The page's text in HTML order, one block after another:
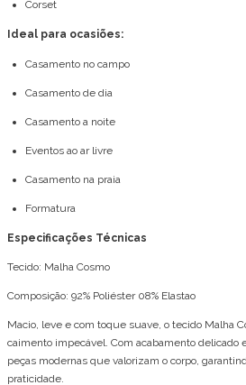
Corset
Ideal para ocasiões:
Casamento no campo
Casamento de dia
Casamento a noite
Eventos ao ar livre
Casamento na praia
Formatura
Especificações Técnicas
Tecido: Malha Cosmo
Composição: 92% Poliéster 08% Elastao
Macio, leve e com toque suave, o tecido Malha
caimento impecável. Com acabamento delicado
peças modernas que valorizam o corpo,
praticidade.